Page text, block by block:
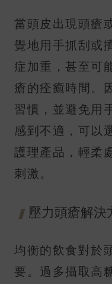
當頭皮出現頭瘡
覺地用手抓刮或
症加重，甚至可
瘡的痊癒時間。
習慣，並避免用
感到不適，可以
護理產品，輕柔
刺激。
壓力頭瘡解決
均衡的飲食對於
要。過多攝取高